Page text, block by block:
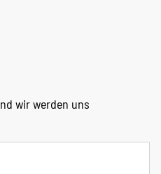
wir werden uns